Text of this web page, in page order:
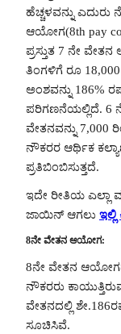
ಹೆಚ್ಚಳವನ್ನು ಎದುರು
ಆಯೋಗ(8th pay
ಪ್ರಸ್ತುತ 7 ನೇ
ತಿಂಗಳಿಗೆ ರೂ
ಅಂಶವನ್ನು 186%
ಪರಿಗಣನೆಯಲ್ಲಿದೆ. 6
ವೇತನವನ್ನು 7,000
ನೌಕರರ ಆರ್ಥಿಕ
ಪ್ರತಿಬಿಂಬಿಸುತ್ತದೆ.
ಇದೇ ರೀತಿಯ ಎಲ್ಲಾ
ಜಾಯಿನ್ ಆಗಲು
8ನೇ ವೇತನ ಆಯೋಗ:
8ನೇ ವೇತನ
ನೌಕರರು
ವೇತನದಲ್ಲಿ
ಸೂಚಿಸಿವೆ.